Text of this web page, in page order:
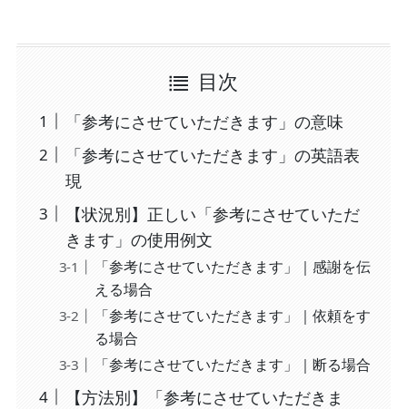
目次
「参考にさせていただきます」の意味
「参考にさせていただきます」の英語表
現
【状況別】正しい「参考にさせていただ
きます」の使用例文
「参考にさせていただきます」｜感謝を伝
える場合
「参考にさせていただきます」｜依頼をす
る場合
「参考にさせていただきます」｜断る場合
【方法別】「参考にさせていただきま